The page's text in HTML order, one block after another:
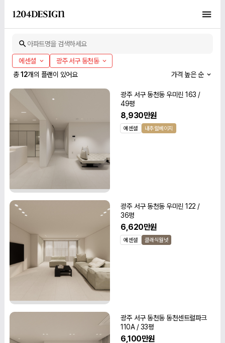
아파트명을 검색하세요
에센셜
광주 서구 동천동
총12개의 플랜이 있어요 가격 높은 순
에센셜 내추럴베이지
광주 서구 동천동 우미린 163 /
49평
8,930만원
에센셜 클래식월넛
광주 서구 동천동 우미린 122 /
36평
6,620만원
광주 서구 동천동 동천센트럴파크
110A / 33평
6,100만원